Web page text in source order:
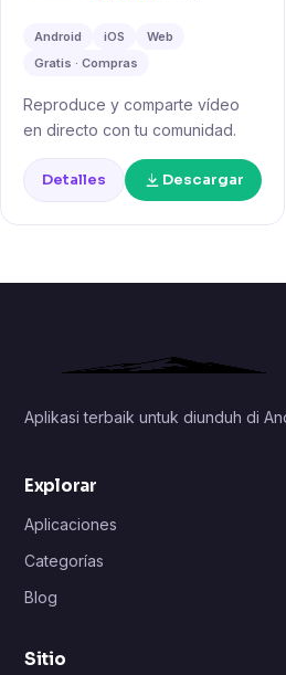
Android iOS
Web
Gratis · Compras
Reproduce y comparte vídeo
en directo con tu comunidad.
Detalles Descargar
Aplikasi terbaik untuk diunduh di
Explorar
Aplicaciones
Categorías
Blog
Sitio